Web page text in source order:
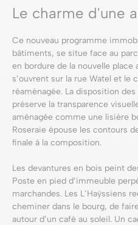
Le charme d'une
Ce nouveau programme
bâtiments, se situe face au
en bordure de la nouvelle place
s’ouvrent sur la rue Watel et le
réaménagée. La disposition
préserve la transparence
aménagée comme une lisière
Roseraie épouse les contours
finale à la composition.
Les devantures en bois peint
Poste en pied d’immeuble
marchandes. Les L’Haÿssiens
cheminer dans le bourg, de
autour d’un café au soleil. Un